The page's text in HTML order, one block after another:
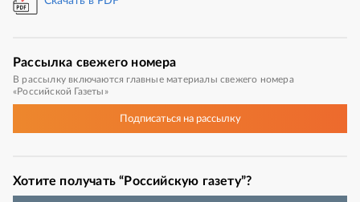
Рассылка свежего номера
В рассылку включаются главные материалы свежего номера
«Российской Газеты»
Подписатьсяна рассылку
Хотите получать “Российскую газету”?